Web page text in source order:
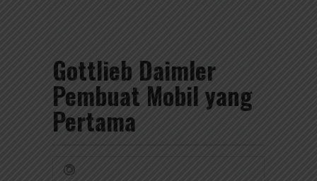
Gottlieb Daimler
Pembuat Mobil yang
Pertama